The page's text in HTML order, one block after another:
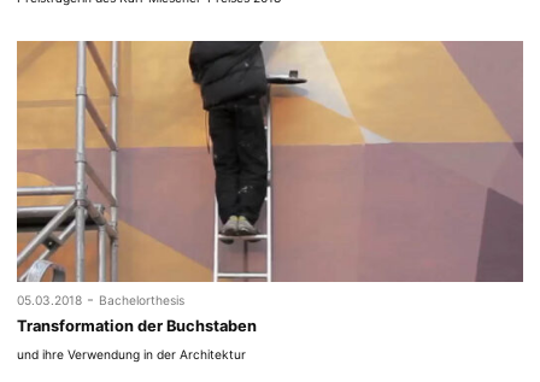
05.03.2018 - Bachelorthesis
Transformation der Buchstaben
und ihre Verwendung in der Architektur